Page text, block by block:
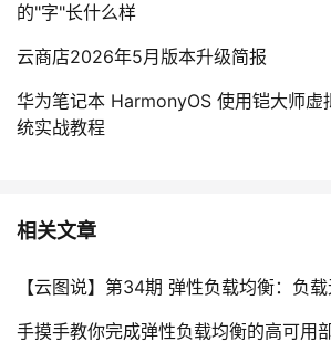
的"字"长什么样
云商店2026年5月版本升级简报
华为笔记本 HarmonyOS 使用铠大师虚
统实战教程
相关文章
【云图说】第34期 弹性负载均衡：负
手摸手教你完成弹性负载均衡的高可用